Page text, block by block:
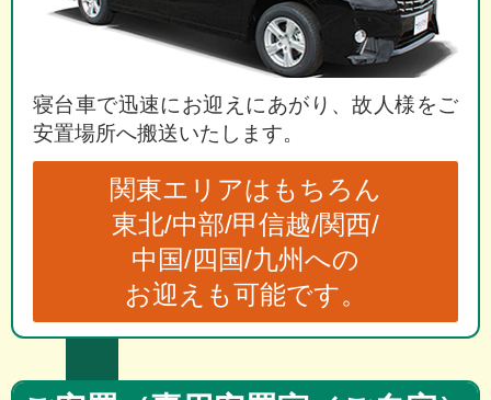
寝台車で迅速にお迎えにあがり、故人様をご
安置場所へ搬送いたします。
関東エリアはもちろん
東北/中部/甲信越/関西/
中国/四国/九州への
お迎えも可能です。